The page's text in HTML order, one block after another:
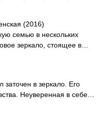
(2016)
семью в нескольких
зеркало, стоящее в…
в зеркало. Его
Неуверенная в себе…